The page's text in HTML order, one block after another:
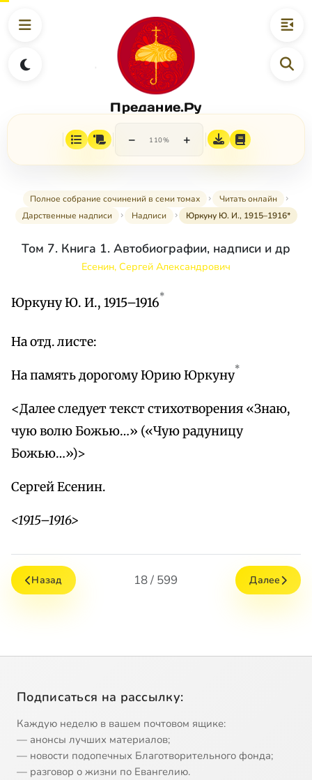
Предание.Ру
− 110% +
Полное собрание сочинений в семи томах
Читать онлайн
Дарственные надписи
Надписи Юркуну Ю. И., 1915–1916*
Том 7. Книга 1. Автобиографии, надписи и др
Есенин, Сергей Александрович
Юркуну Ю. И., 1915–1916*
На отд. листе:
На память дорогому Юрию Юркуну*
<Далее следует текст стихотворения «Знаю,
чую волю Божью…» («Чую радуницу
Божью…»)>
Сергей Есенин.
<1915–1916>
Назад 18 / 599 Далее
Подписаться на рассылку:
Каждую неделю в вашем почтовом ящике:
— анонсы лучших материалов;
— новости подопечных Благотворительного фонда;
— разговор о жизни по Евангелию.